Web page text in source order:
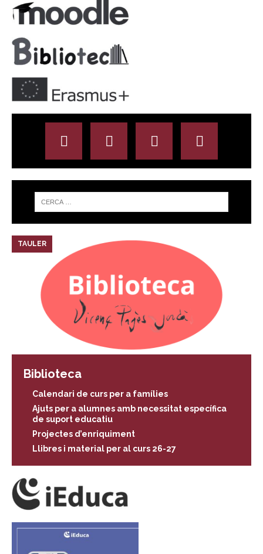
TAULER
Biblioteca
Calendari de curs per a famílies
Ajuts per a alumnes amb necessitat específica
de suport educatiu
Projectes d’enriquiment
Llibres i material per al curs 26-27